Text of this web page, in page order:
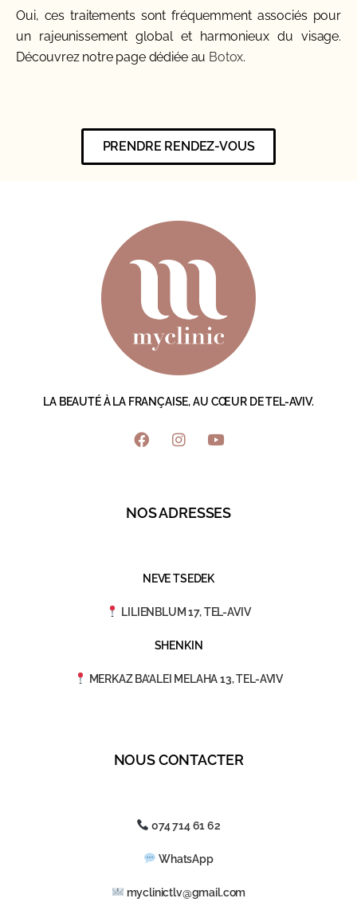
Oui, ces traitements sont fréquemment associés pour
un rajeunissement global et harmonieux du visage.
Découvrez notre page dédiée au Botox.
PRENDRE RENDEZ-VOUS
LA BEAUTÉ À LA FRANÇAISE, AU CŒUR DE TEL-AVIV.
NOS ADRESSES
NEVE TSEDEK
LILIENBLUM 17, TEL-AVIV
SHENKIN
MERKAZ BA’ALEI MELAHA 13, TEL-AVIV
NOUS CONTACTER
074 714 61 62
WhatsApp
myclinictlv@gmail.com